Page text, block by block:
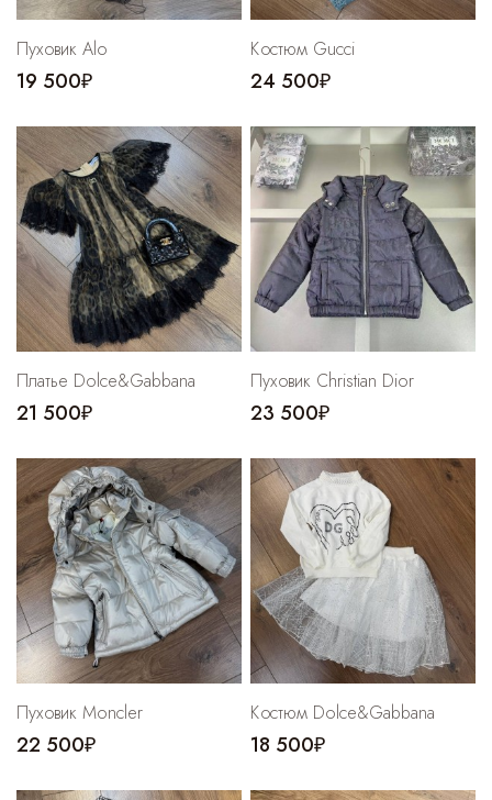
Пуховик Alo
19 500₽
Костюм Gucci
24 500₽
Платье Dolce&Gabbana
21 500₽
Пуховик Christian Dior
23 500₽
Пуховик Moncler
22 500₽
Костюм Dolce&Gabbana
18 500₽
Cпортивные брюки
Комбинезоны